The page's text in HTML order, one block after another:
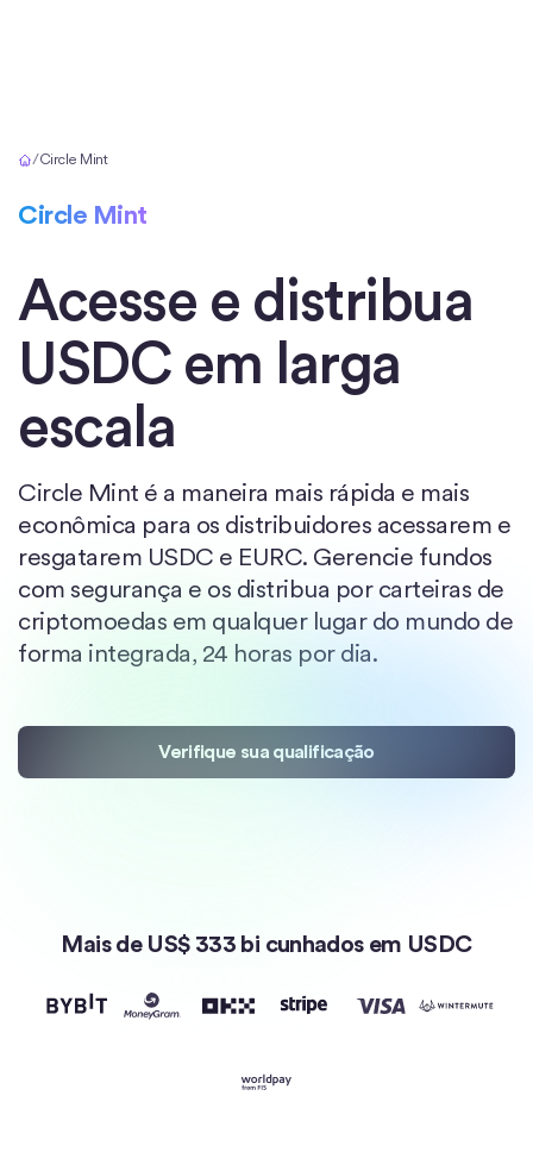
/Circle Mint
Circle Mint
Acesse e distribua
USDC em larga
escala
Circle Mint é a maneira mais rápida e mais
econômica para os distribuidores acessarem e
resgatarem USDC e EURC. Gerencie fundos
com segurança e os distribua por carteiras de
criptomoedas em qualquer lugar do mundo de
forma integrada, 24 horas por dia.
Verifique sua qualificação
Mais de US$ 333 bi cunhados em USDC